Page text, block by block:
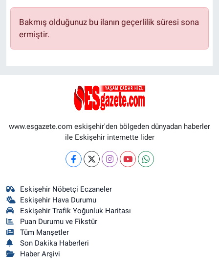
Bakmış olduğunuz bu ilanın geçerlilik süresi sona
ermiştir.
www.esgazete.com eskişehir'den bölgeden dünyadan haberler
ile Eskişehir internette lider
Eskişehir Nöbetçi Eczaneler
Eskişehir Hava Durumu
Eskişehir Trafik Yoğunluk Haritası
Puan Durumu ve Fikstür
Tüm Manşetler
Son Dakika Haberleri
Haber Arşivi
Magazin
Bilim ve Teknoloji